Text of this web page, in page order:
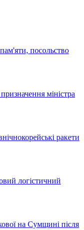
посольство
міністра
ракети
логістичний
на Сумщині після